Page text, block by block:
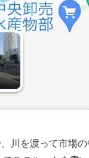
川を渡って市場